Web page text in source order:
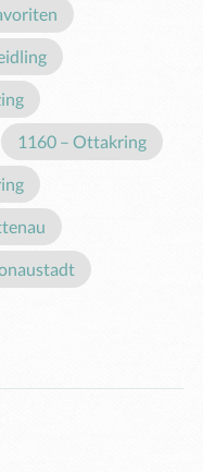
1160 – Ottakring